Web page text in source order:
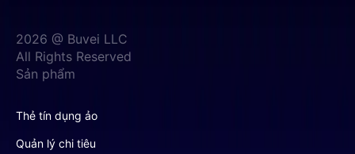
2026 @ Buvei LLC
All Rights Reserved
Sản phẩm
Thẻ tín dụng ảo
Quản lý chi tiêu